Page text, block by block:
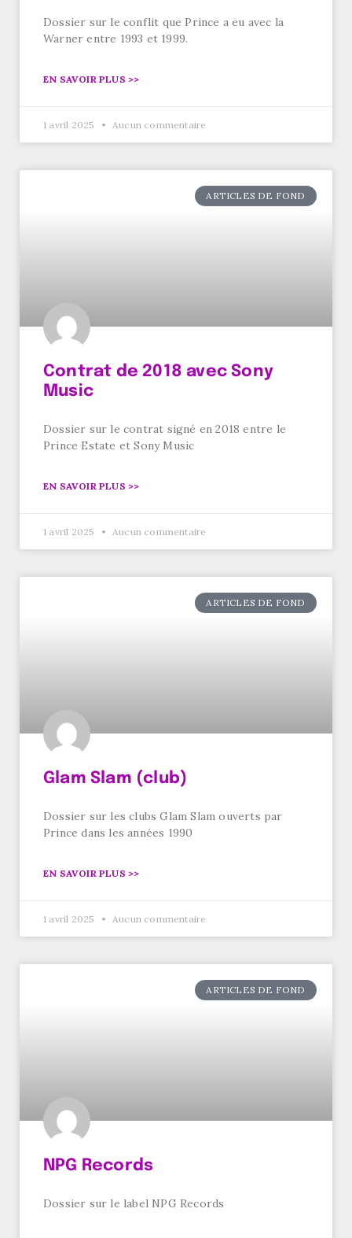
Dossier sur le conflit que Prince a eu avec la
Warner entre 1993 et 1999.
EN SAVOIR PLUS >>
1 avril 2025 Aucun commentaire
ARTICLES DE FOND
Contrat de 2018 avec Sony
Music
Dossier sur le contrat signé en 2018 entre le
Prince Estate et Sony Music
EN SAVOIR PLUS >>
1 avril 2025 Aucun commentaire
ARTICLES DE FOND
Glam Slam (club)
Dossier sur les clubs Glam Slam ouverts par
Prince dans les années 1990
EN SAVOIR PLUS >>
1 avril 2025 Aucun commentaire
ARTICLES DE FOND
NPG Records
Dossier sur le label NPG Records